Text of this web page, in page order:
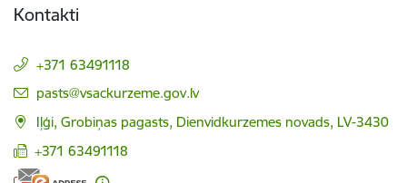
Kontakti
+371 63491118
E-pasts:
pasts@vsackurzeme.gov.lv
Iļģi, Grobiņas pagasts, Dienvidkurzemes novads, LV-3430
+371 63491118